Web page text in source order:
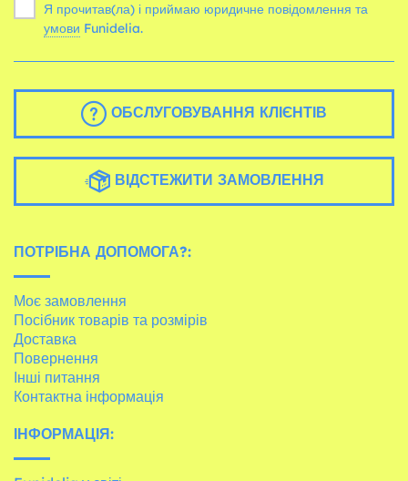
Я прочитав(ла) і приймаю юридичне повідомлення та
умови Funidelia.
ОБСЛУГОВУВАННЯ КЛІЄНТІВ
ВІДСТЕЖИТИ ЗАМОВЛЕННЯ
ПОТРІБНА ДОПОМОГА?:
Моє замовлення
Посібник товарів та розмірів
Доставка
Повернення
Інші питання
Контактна інформація
ІНФОРМАЦІЯ: